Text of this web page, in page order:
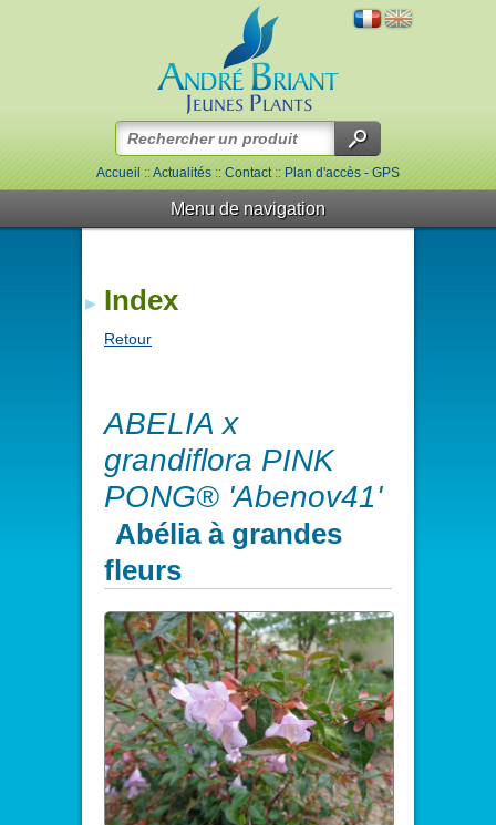
Accueil::Actualités::Contact::Plan d'accès - GPS
Menu de navigation
Index
Retour
ABELIA x
grandiflora PINK
PONG® 'Abenov41'
Abélia à grandes
fleurs